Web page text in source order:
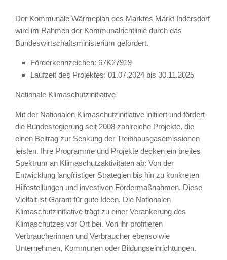
Der Kommunale Wärmeplan des Marktes Markt Indersdorf
wird im Rahmen der Kommunalrichtlinie durch das
Bundeswirtschaftsministerium gefördert.
Förderkennzeichen: 67K27919
Laufzeit des Projektes: 01.07.2024 bis 30.11.2025
Nationale Klimaschutzinitiative
Mit der Nationalen Klimaschutzinitiative initiiert und fördert
die Bundesregierung seit 2008 zahlreiche Projekte, die
einen Beitrag zur Senkung der Treibhausgasemissionen
leisten. Ihre Programme und Projekte decken ein breites
Spektrum an Klimaschutzaktivitäten ab: Von der
Entwicklung langfristiger Strategien bis hin zu konkreten
Hilfestellungen und investiven Fördermaßnahmen. Diese
Vielfalt ist Garant für gute Ideen. Die Nationalen
Klimaschutzinitiative trägt zu einer Verankerung des
Klimaschutzes vor Ort bei. Von ihr profitieren
Verbraucherinnen und Verbraucher ebenso wie
Unternehmen, Kommunen oder Bildungseinrichtungen.